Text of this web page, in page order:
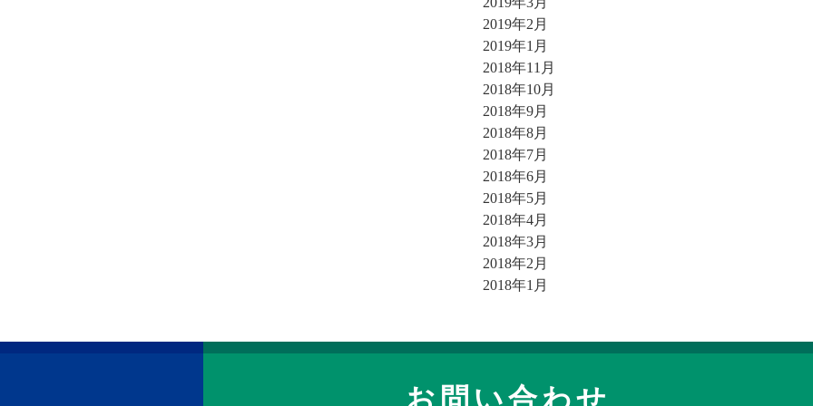
2019年2月
2019年1月
2018年11月
2018年10月
2018年9月
2018年8月
2018年7月
2018年6月
2018年5月
2018年4月
2018年3月
2018年2月
2018年1月
お問い合わせ